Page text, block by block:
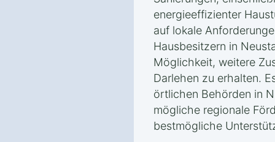
energieeffizienter
auf lokale
Hausbesitzern in
Möglichkeit, weitere
Darlehen zu erhalten.
örtlichen Behörden in
mögliche regionale
bestmögliche